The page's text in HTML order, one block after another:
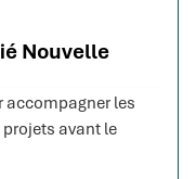
Nouvelle
accompagner les
projets avant le